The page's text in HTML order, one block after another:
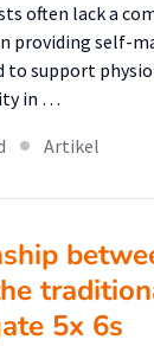
often lack a
providing self-
to support
in …
Artikel
5x 6s